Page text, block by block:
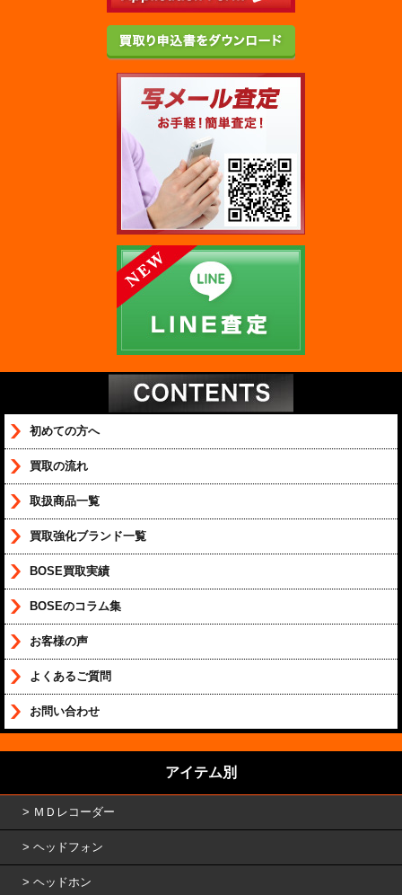
初めての方へ
買取の流れ
取扱商品一覧
買取強化ブランド一覧
BOSE買取実績
BOSEのコラム集
お客様の声
よくあるご質問
お問い合わせ
アイテム別
ＭＤレコーダー
ヘッドフォン
ヘッドホン